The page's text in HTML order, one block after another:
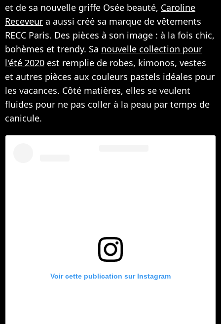
et de sa nouvelle griffe Osée beauté, Caroline
Receveur a aussi créé sa marque de vêtements
RECC Paris. Des pièces à son image : à la fois chic,
bohèmes et trendy. Sa nouvelle collection pour
l'été 2020 est remplie de robes, kimonos, vestes
et autres pièces aux couleurs pastels idéales pour
les vacances. Côté matières, elles se veulent
fluides pour ne pas coller à la peau par temps de
canicule.
Voir cette publication sur Instagram